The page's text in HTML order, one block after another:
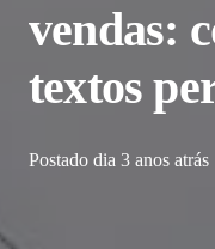
vendas:
textos
Postado dia 3 anos atrás